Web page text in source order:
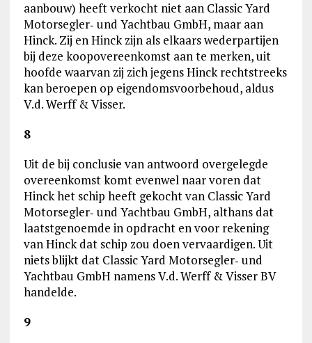
aanbouw) heeft verkocht niet aan Classic Yard
Motorsegler‑ und Yachtbau GmbH, maar aan
Hinck. Zij en Hinck zijn als elkaars wederpartijen
bij deze koopovereenkomst aan te merken, uit
hoofde waarvan zij zich jegens Hinck rechtstreeks
kan beroepen op eigendomsvoorbehoud, aldus
V.d. Werff & Visser.
8
Uit de bij conclusie van antwoord overgelegde
overeenkomst komt evenwel naar voren dat
Hinck het schip heeft gekocht van Classic Yard
Motorsegler‑ und Yachtbau GmbH, althans dat
laatstgenoemde in opdracht en voor rekening
van Hinck dat schip zou doen vervaardigen. Uit
niets blijkt dat Classic Yard Motorsegler‑ und
Yachtbau GmbH namens V.d. Werff & Visser BV
handelde.
9